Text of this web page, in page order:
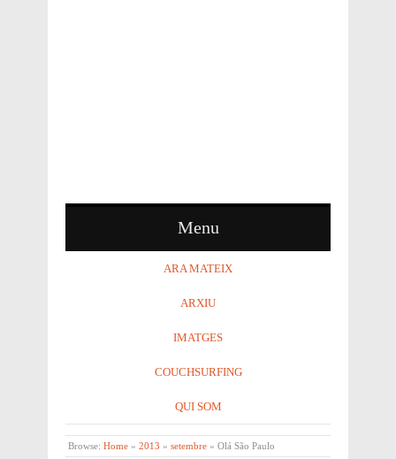
Menu
ARA MATEIX
ARXIU
IMATGES
COUCHSURFING
QUI SOM
Browse: Home » 2013 » setembre » Olá São Paulo